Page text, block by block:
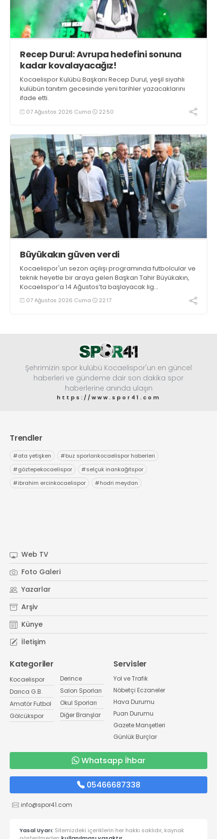
Recep Durul: Avrupa hedefini sonuna
kadar kovalayacağız!
Kocaelispor Kulübü Başkanı Recep Durul, yeşil siyahlı
kulübün tanıtım gecesinde yeni tarihler yazacaklarını
ifade etti.
07 Ağustos 2026 Cuma 22:50
Büyükakın güven verdi
Kocaelispor'un sezon açılışı programında futbolcular ve
teknik heyetle bir araya gelen Başkan Tahir Büyükakın,
Kocaelispor’a 14 Ağustos’ta başlayacak lig
maratonunda başarılar diledi ve “Yanınızdayım” dedi.
07 Ağustos 2026 Cuma 22:17
Şehrimizin spor kulübü Kocaelispor'un en güncel
haberleri ve gündeme dair son dakika spor
haberlerine anında ulaşın
https://www.spor41.com
Trendler
#ata yetişken #buz sporlarıkocaelispor haberleri
#göztepekocaelispor #selçuk inankağıtspor
#ibrahim ercinkocaelispor #hodri meydan
Web TV
Foto Galeri
Yazarlar
Arşiv
Künye
İletişim
Kategoriler
Kocaelispor
Darıca G.B.
Amatör Futbol
Gölcükspor
Derince
Salon Sporları
Okul Sporları
Diğer Branşlar
Servisler
Yol ve Trafik
Nöbetçi Eczaneler
Hava Durumu
Puan Durumu
Gazete Manşetleri
Günlük Burçlar
Whatsapp İhbar
05466687338
info@spor41.com
Yasal Uyarı: Sitemizdeki içeriklerin her hakkı saklıdır, kaynak